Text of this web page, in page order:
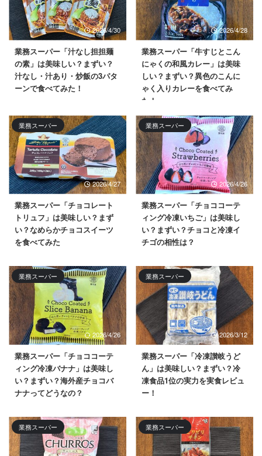
2026/4/30
業務スーパー「汁なし担担麺
の素」は美味しい？まずい？
汁なし・汁あり・炒飯の3パタ
ーンで食べてみた！
2026/4/28
業務スーパー「牛すじとこん
にゃくの和風カレー」は美味
しい？まずい？異色のこんに
ゃく入りカレーを食べてみ
た！
業務スーパー
2026/4/27
業務スーパー「チョコレート
トリュフ」は美味しい？まず
い？なめらかチョコスイーツ
を食べてみた
業務スーパー
2026/4/26
業務スーパー「チョココーテ
ィング冷凍いちご」は美味し
い？まずい？チョコと冷凍イ
チゴの相性は？
業務スーパー
2026/4/26
業務スーパー「チョココーテ
ィング冷凍バナナ」は美味し
い？まずい？海外産チョコバ
ナナってどうなの？
業務スーパー
2026/3/12
業務スーパー「冷凍讃岐うど
ん」は美味しい？まずい？冷
凍食品1位の実力を実食レビュ
ー！
業務スーパー 業務スーパー